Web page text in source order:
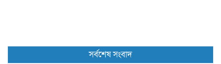
সর্বশেষ সংবাদ